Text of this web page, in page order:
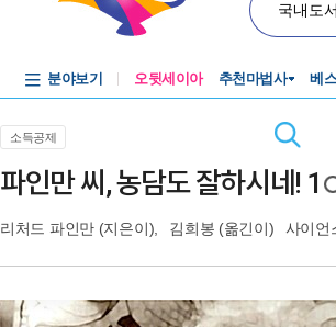
국내도
분야보기 오뒷세이아 추천마법사 베
소득공제
파인만 씨, 농담도 잘하시네! 1
리처드 파인만 (지은이), 김희봉 (옮긴이) 사이언